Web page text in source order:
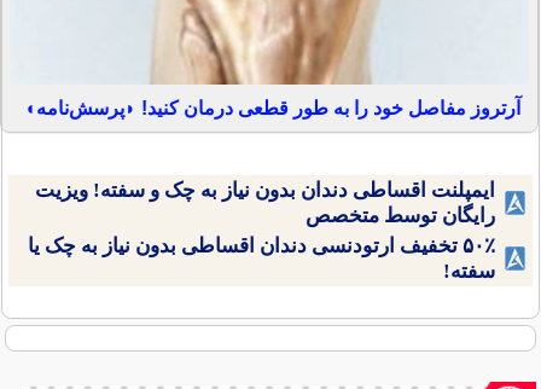
آرتروز مفاصل خود را به طور قطعی درمان کنید! ◗پرسش‌نامه◖
ایمپلنت اقساطی دندان بدون نیاز به چک و سفته! ویزیت
رایگان توسط متخصص
۵۰٪ تخفیف ارتودنسی دندان اقساطی بدون نیاز به چک یا
سفته!